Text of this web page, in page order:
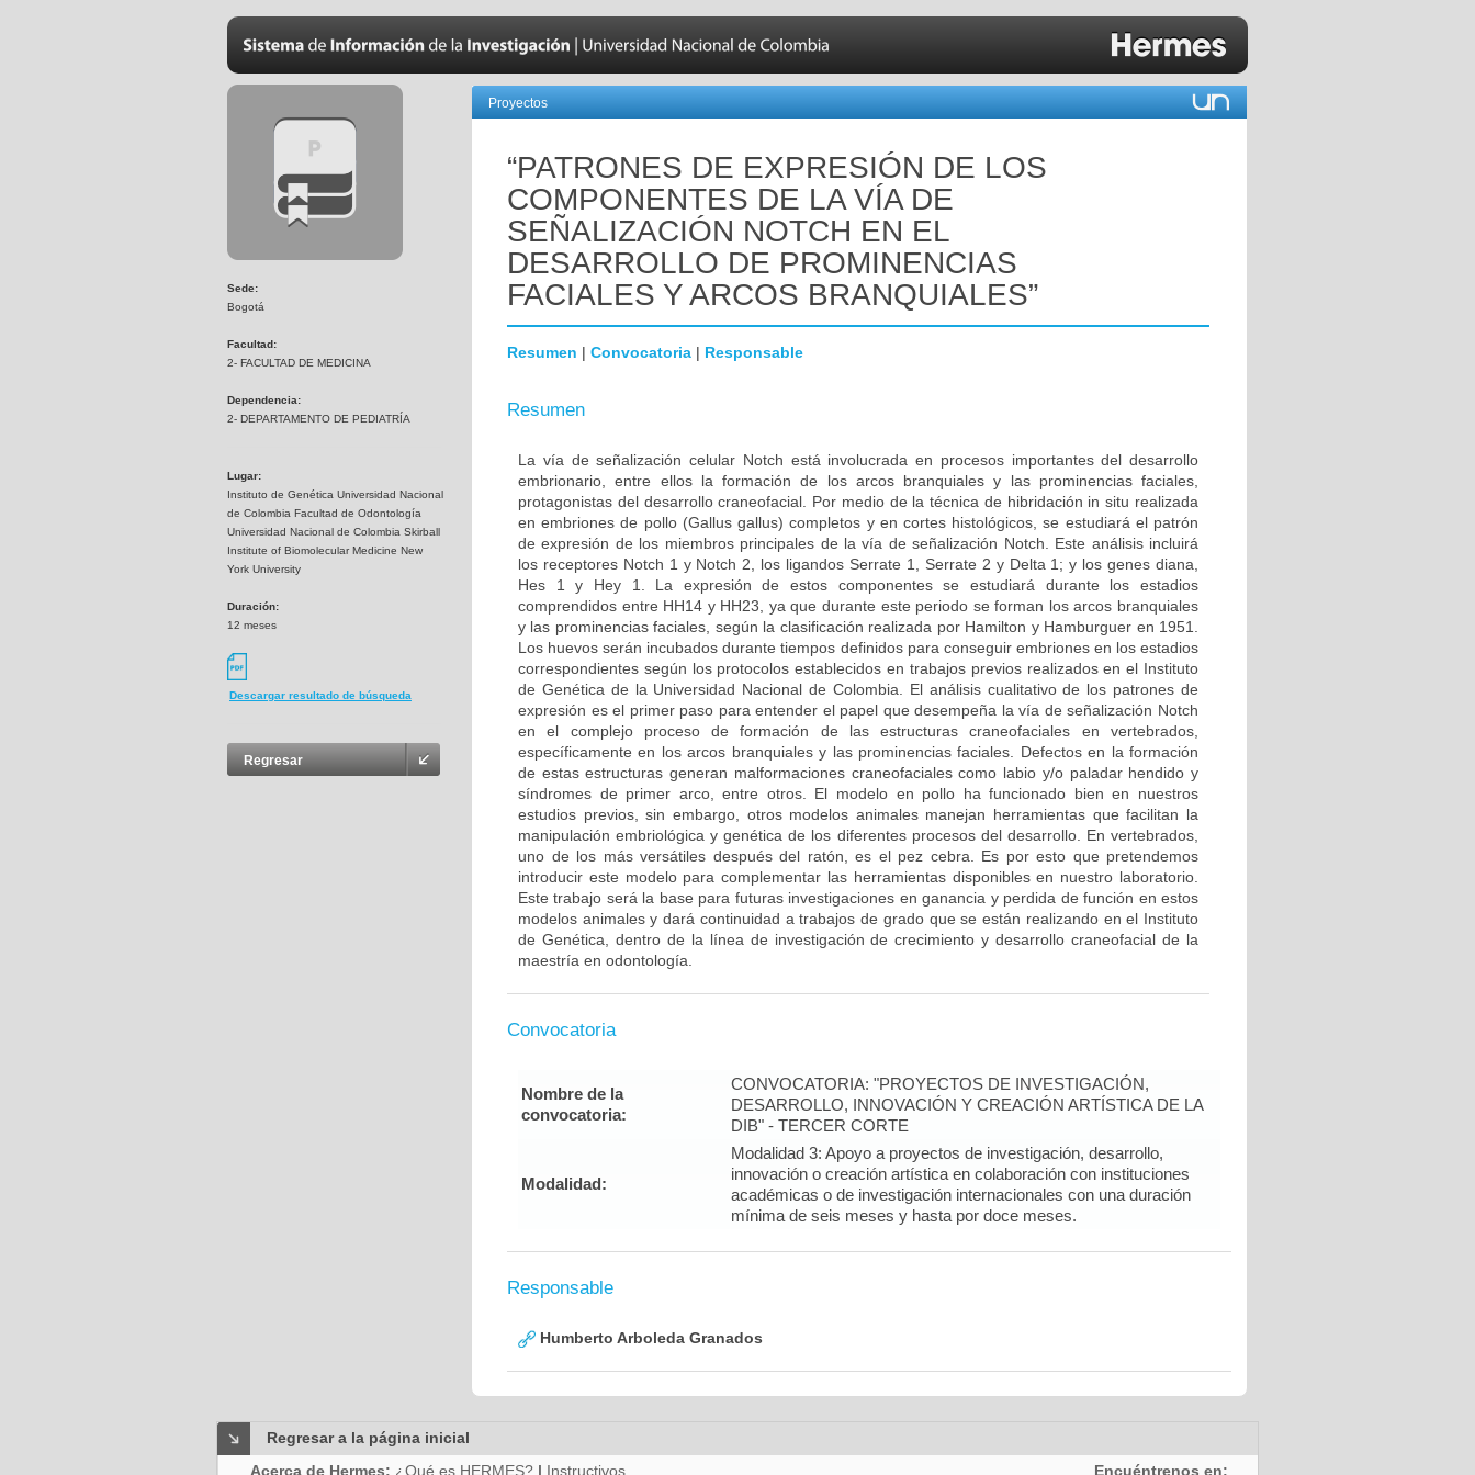
Sede:
Bogotá
Facultad:
2- FACULTAD DE MEDICINA
Dependencia:
2- DEPARTAMENTO DE PEDIATRÍA
Lugar:
Instituto de Genética Universidad Nacional
de Colombia Facultad de Odontología
Universidad Nacional de Colombia Skirball
Institute of Biomolecular Medicine New
York University
Duración:
12 meses
Descargar resultado de búsqueda
Regresar
Proyectos
“PATRONES DE EXPRESIÓN DE LOS
COMPONENTES DE LA VÍA DE
SEÑALIZACIÓN NOTCH EN EL
DESARROLLO DE PROMINENCIAS
FACIALES Y ARCOS BRANQUIALES”
Resumen | Convocatoria | Responsable
Resumen
La vía de señalización celular Notch está involucrada en procesos importantes del desarrollo
embrionario, entre ellos la formación de los arcos branquiales y las prominencias faciales,
protagonistas del desarrollo craneofacial. Por medio de la técnica de hibridación in situ realizada
en embriones de pollo (Gallus gallus) completos y en cortes histológicos, se estudiará el patrón
de expresión de los miembros principales de la vía de señalización Notch. Este análisis incluirá
los receptores Notch 1 y Notch 2, los ligandos Serrate 1, Serrate 2 y Delta 1; y los genes diana,
Hes 1 y Hey 1. La expresión de estos componentes se estudiará durante los estadios
comprendidos entre HH14 y HH23, ya que durante este periodo se forman los arcos branquiales
y las prominencias faciales, según la clasificación realizada por Hamilton y Hamburguer en 1951.
Los huevos serán incubados durante tiempos definidos para conseguir embriones en los estadios
correspondientes según los protocolos establecidos en trabajos previos realizados en el Instituto
de Genética de la Universidad Nacional de Colombia. El análisis cualitativo de los patrones de
expresión es el primer paso para entender el papel que desempeña la vía de señalización Notch
en el complejo proceso de formación de las estructuras craneofaciales en vertebrados,
específicamente en los arcos branquiales y las prominencias faciales. Defectos en la formación
de estas estructuras generan malformaciones craneofaciales como labio y/o paladar hendido y
síndromes de primer arco, entre otros. El modelo en pollo ha funcionado bien en nuestros
estudios previos, sin embargo, otros modelos animales manejan herramientas que facilitan la
manipulación embriológica y genética de los diferentes procesos del desarrollo. En vertebrados,
uno de los más versátiles después del ratón, es el pez cebra. Es por esto que pretendemos
introducir este modelo para complementar las herramientas disponibles en nuestro laboratorio.
Este trabajo será la base para futuras investigaciones en ganancia y perdida de función en estos
modelos animales y dará continuidad a trabajos de grado que se están realizando en el Instituto
de Genética, dentro de la línea de investigación de crecimiento y desarrollo craneofacial de la
maestría en odontología.
Convocatoria
Nombre de la
convocatoria:
CONVOCATORIA: "PROYECTOS DE INVESTIGACIÓN,
DESARROLLO, INNOVACIÓN Y CREACIÓN ARTÍSTICA DE LA
DIB" - TERCER CORTE
Modalidad:
Modalidad 3: Apoyo a proyectos de investigación, desarrollo,
innovación o creación artística en colaboración con instituciones
académicas o de investigación internacionales con una duración
mínima de seis meses y hasta por doce meses.
Responsable
Humberto Arboleda Granados
Regresar a la página inicial
Acerca de Hermes: ¿Qué es HERMES? | Instructivos Encuéntrenos en: